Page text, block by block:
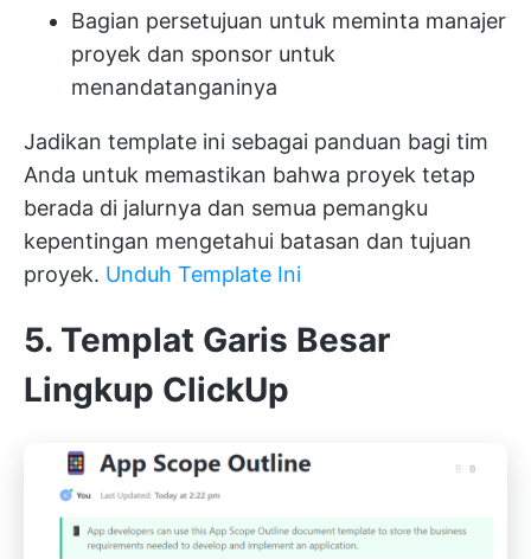
Bagian persetujuan untuk meminta manajer
proyek dan sponsor untuk
menandatanganinya
Jadikan template ini sebagai panduan bagi tim
Anda untuk memastikan bahwa proyek tetap
berada di jalurnya dan semua pemangku
kepentingan mengetahui batasan dan tujuan
proyek. Unduh Template Ini
5. Templat Garis Besar
Lingkup ClickUp